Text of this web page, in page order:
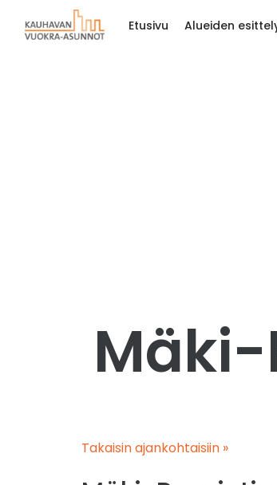
Etusivu Alueiden
Mäki-
Takaisin ajankohtaisiin »